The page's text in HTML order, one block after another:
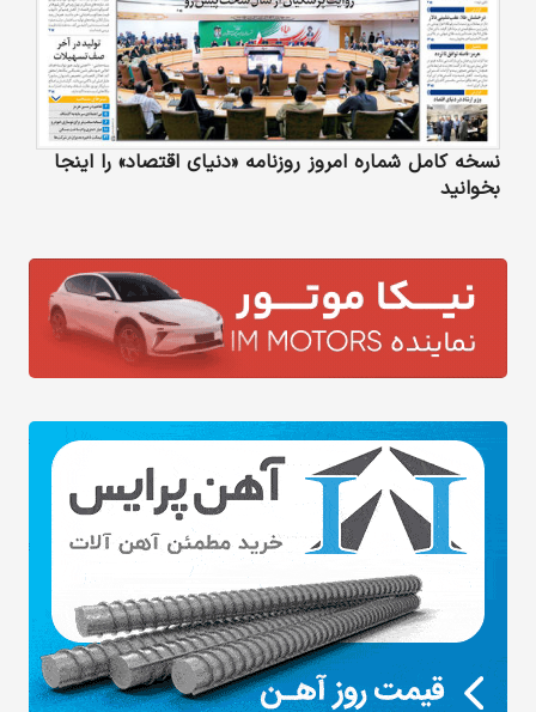
نسخه کامل شماره امروز روزنامه «دنیای‌ اقتصاد» را اینجا
بخوانید